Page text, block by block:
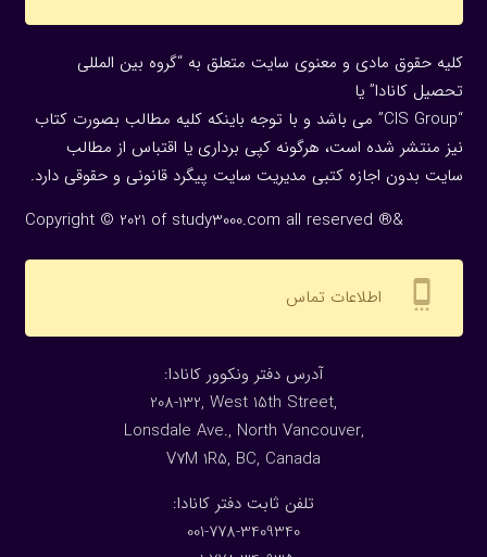
کلیه حقوق مادی و معنوی سایت متعلق به “گروه بین المللی
تحصیل کانادا” یا
“CIS Group” می باشد و با توجه باینکه کلیه مطالب بصورت کتاب
نیز منتشر شده است، هرگونه كپی برداری یا اقتباس از مطالب
سایت بدون اجازه كتبی مدیریت سایت پیگرد قانونی و حقوقی دارد.
Copyright © 2021 of study3000.com all reserved ®&
settings_cell اطلاعات تماس
:آدرس دفتر ونکوور کانادا
208-132, West 15th Street,
Lonsdale Ave., North Vancouver,
V7M 1R5, BC, Canada
:تلفن ثابت دفتر کانادا
001-778-3409340